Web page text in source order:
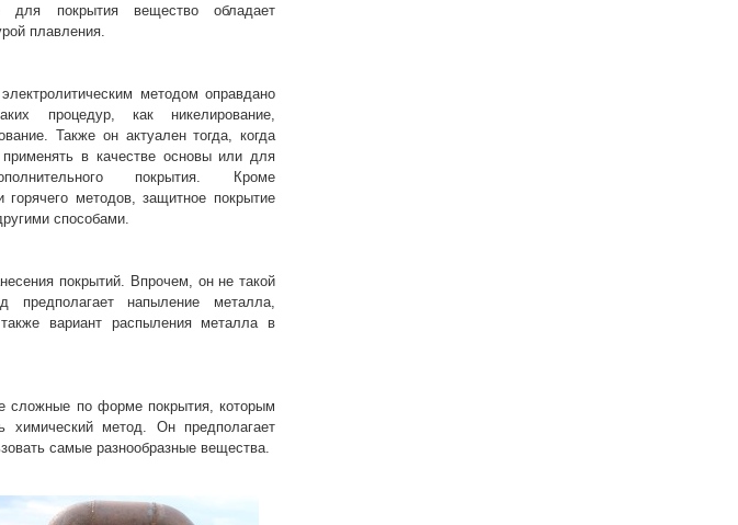
для покрытия вещество обладает
плавления.
методом оправдано
процедур, как никелирование,
Также он актуален тогда, когда
в качестве основы или для
покрытия. Кроме
горячего методов, защитное покрытие
способами.
покрытий. Впрочем, он не такой
напыление металла,
вариант распыления металла в
сложные по форме покрытия, которым
химический метод. Он предполагает
самые разнообразные вещества.